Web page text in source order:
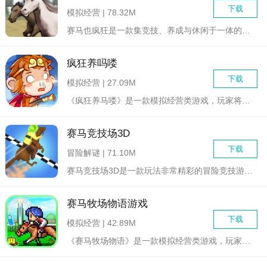
下载
模拟经营 | 78.32M
疯狂养吗喽
下载
模拟经营 | 27.09M
赛马竞技场3D
下载
冒险解谜 | 71.10M
赛马牧场物语游戏
下载
模拟经营 | 42.89M